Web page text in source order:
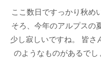
ここ数日ですっかり秋め
そろ、今年のアルプスの
少し寂しいですね。 皆さ
のようなものがあるで